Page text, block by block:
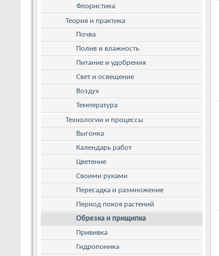
Флористика
Теория и практика
Почва
Полив и влажность
Питание и удобрения
Свет и освещение
Воздух
Температура
Технологии и процессы
Выгонка
Календарь работ
Цветение
Своими руками
Пересадка и размножение
Период покоя растений
Обрезка и прищипка
Прививка
Гидропоника